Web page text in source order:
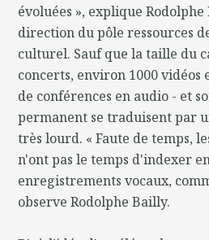
évoluées », explique
direction du pôle ressources
culturel. Sauf que la taille du
concerts, environ 1000
de conférences en audio - et
permanent se traduisent par
très lourd. « Faute de temps,
n'ont pas le temps d'indexer
enregistrements vocaux,
observe Rodolphe Bailly.